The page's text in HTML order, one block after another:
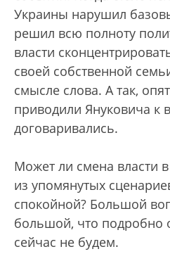
Украины нарушил
решил всю полноту
власти
своей собственной
смысле слова. А так,
приводили Януковича к
договаривались.
Может ли смена власти
из упомянутых
спокойной? Большой
большой, что подробно
сейчас не будем.